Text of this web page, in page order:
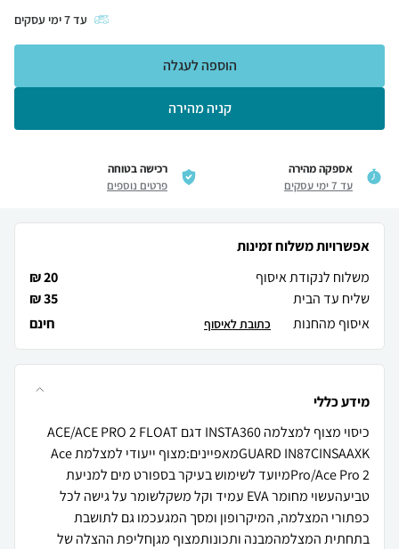
עד7ימי עסקים
קניה מהירה
הוספה לעגלה
אספקה מהירה
עד 7 ימי עסקים
רכישה בטוחה
פרטים נוספים
אפשרויות משלוח זמינות
משלוח לנקודת איסוף
20 ₪
שליח עד הבית
35 ₪
איסוף מהחנות
חינם כתובת לאיסוף
מידע כללי
כיסוי מצוף למצלמה INSTA360 דגם ACE/ACE PRO 2 FLOAT
GUARD IN87CINSAAXKמאפיינים:מצוף ייעודי למצלמת Ace
Pro/Ace Pro 2מיועד לשימוש בעיקר בספורט מים למניעת
טביעהעשוי מחומר EVA עמיד וקל משקלשומר על גישה לכל
כפתורי המצלמה, המיקרופון ומסך המגעכמו גם לתושבת
בתחתית המצלמהמבנה ותכונותמצוף מגןחליפת ההצלה של